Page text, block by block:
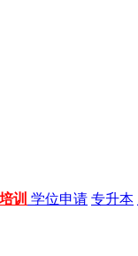
训 学位申请 专升本